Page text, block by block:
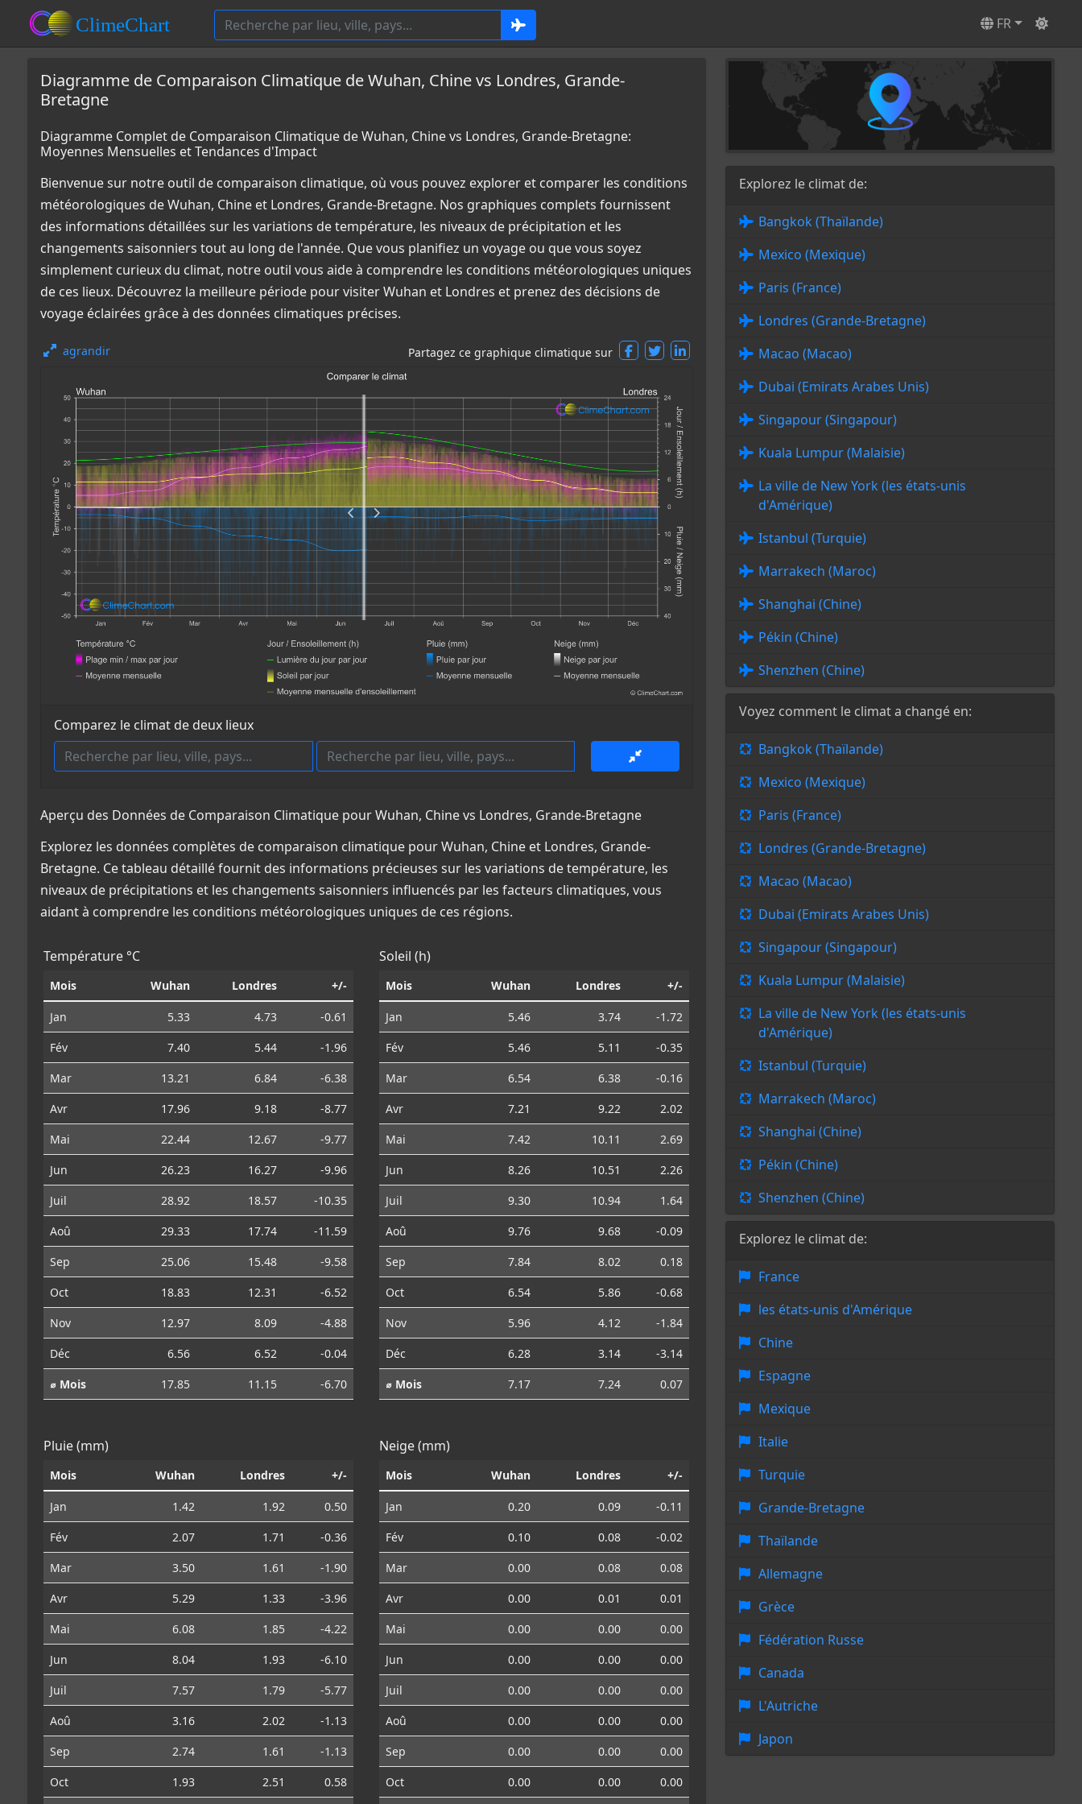
FR
Diagramme de Comparaison Climatique de Wuhan, Chine vs Londres, Grande-
Bretagne
Diagramme Complet de Comparaison Climatique de Wuhan, Chine vs Londres, Grande-Bretagne:
Moyennes Mensuelles et Tendances d'Impact
Bienvenue sur notre outil de comparaison climatique, où vous pouvez explorer et comparer les conditions
météorologiques de Wuhan, Chine et Londres, Grande-Bretagne. Nos graphiques complets fournissent
des informations détaillées sur les variations de température, les niveaux de précipitation et les
changements saisonniers tout au long de l'année. Que vous planifiez un voyage ou que vous soyez
simplement curieux du climat, notre outil vous aide à comprendre les conditions météorologiques uniques
de ces lieux. Découvrez la meilleure période pour visiter Wuhan et Londres et prenez des décisions de
voyage éclairées grâce à des données climatiques précises.
agrandir Partagez ce graphique climatique sur
Comparez le climat de deux lieux
Aperçu des Données de Comparaison Climatique pour Wuhan, Chine vs Londres, Grande-Bretagne
Explorez les données complètes de comparaison climatique pour Wuhan, Chine et Londres, Grande-
Bretagne. Ce tableau détaillé fournit des informations précieuses sur les variations de température, les
niveaux de précipitations et les changements saisonniers influencés par les facteurs climatiques, vous
aidant à comprendre les conditions météorologiques uniques de ces régions.
Température °C
Mois Wuhan Londres +/-
Jan 5.33 4.73
-0.61
Fév
7.40 5.44
-1.96
Mar
13.21 6.84
-6.38
Avr
17.96 9.18
-8.77
Mai
22.44 12.67
-9.77
Jun
26.23 16.27
-9.96
Juil
28.92 18.57
-10.35
Aoû
29.33 17.74
-11.59
Sep
25.06 15.48
-9.58
Oct
18.83 12.31
-6.52
Nov
12.97 8.09
-4.88
Déc
6.56 6.52
-0.04
⌀ Mois
17.85 11.15 -6.70
Soleil (h)
Mois Wuhan Londres +/-
Jan 5.46 3.74
-1.72
Fév
5.46 5.11
-0.35
Mar
6.54 6.38
-0.16
Avr
7.21 9.22
2.02
Mai
7.42 10.11
2.69
Jun
8.26 10.51
2.26
Juil
9.30 10.94
1.64
Aoû
9.76 9.68
-0.09
Sep
7.84 8.02
0.18
Oct
6.54 5.86
-0.68
Nov
5.96 4.12
-1.84
Déc
6.28 3.14
-3.14
⌀ Mois
7.17 7.24 0.07
Pluie (mm)
Mois Wuhan Londres +/-
Jan 1.42 1.92
0.50
Fév
2.07 1.71
-0.36
Mar
3.50 1.61
-1.90
Avr
5.29 1.33
-3.96
Mai
6.08 1.85
-4.22
Jun
8.04 1.93
-6.10
Juil
7.57 1.79
-5.77
Aoû
3.16 2.02
-1.13
Sep
2.74 1.61
-1.13
Oct
1.93 2.51 0.58
Neige (mm)
Mois Wuhan Londres +/-
Jan 0.20 0.09
-0.11
Fév
0.10 0.08
-0.02
Mar
0.00 0.08
0.08
Avr
0.00 0.01
0.01
Mai
0.00 0.00
0.00
Jun
0.00 0.00
0.00
Juil
0.00 0.00
0.00
Aoû
0.00 0.00
0.00
Sep
0.00 0.00
0.00
Oct
0.00 0.00 0.00
Explorez le climat de:
Bangkok (Thaïlande)
Mexico (Mexique)
Paris (France)
Londres (Grande-Bretagne)
Macao (Macao)
Dubai (Emirats Arabes Unis)
Singapour (Singapour)
Kuala Lumpur (Malaisie)
La ville de New York (les états-unis
d'Amérique)
Istanbul (Turquie)
Marrakech (Maroc)
Shanghai (Chine)
Pékin (Chine)
Shenzhen (Chine)
Voyez comment le climat a changé en:
Bangkok (Thaïlande)
Mexico (Mexique)
Paris (France)
Londres (Grande-Bretagne)
Macao (Macao)
Dubai (Emirats Arabes Unis)
Singapour (Singapour)
Kuala Lumpur (Malaisie)
La ville de New York (les états-unis
d'Amérique)
Istanbul (Turquie)
Marrakech (Maroc)
Shanghai (Chine)
Pékin (Chine)
Shenzhen (Chine)
Explorez le climat de:
France
les états-unis d'Amérique
Chine
Espagne
Mexique
Italie
Turquie
Grande-Bretagne
Thaïlande
Allemagne
Grèce
Fédération Russe
Canada
L'Autriche
Japon